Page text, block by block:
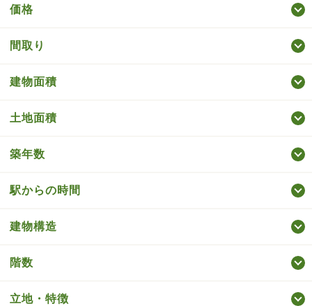
価格
間取り
建物面積
土地面積
築年数
駅からの時間
建物構造
階数
立地・特徴